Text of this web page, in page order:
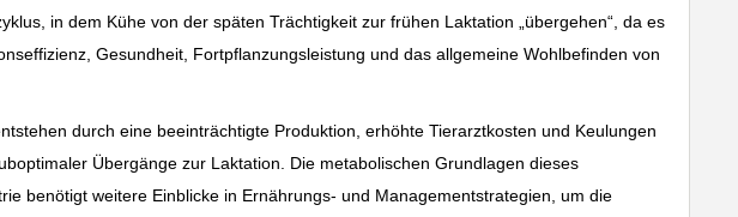
in dem Kühe von der späten Trächtigkeit zur frühen Laktation „übergehen“, da es
Gesundheit, Fortpflanzungsleistung und das allgemeine Wohlbefinden von
durch eine beeinträchtigte Produktion, erhöhte Tierarztkosten und Keulungen
Übergänge zur Laktation. Die metabolischen Grundlagen dieses
benötigt weitere Einblicke in Ernährungs- und Managementstrategien, um die